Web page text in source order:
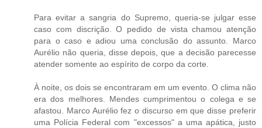
Para evitar a sangria do Supremo, queria-se julgar esse
caso com discrição. O pedido de vista chamou atenção
para o caso e adiou uma conclusão do assunto. Marco
Aurélio não queria, disse depois, que a decisão parecesse
atender somente ao espírito de corpo da corte.
À noite, os dois se encontraram em um evento. O clima não
era dos melhores. Mendes cumprimentou o colega e se
afastou. Marco Aurélio fez o discurso em que disse preferir
uma Polícia Federal com "excessos" a uma apática, justo